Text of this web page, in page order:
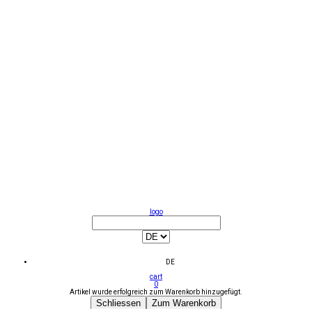
logo
DE
cart
0
Artikel wurde erfolgreich zum Warenkorb hinzugefügt.
Schliessen Zum Warenkorb